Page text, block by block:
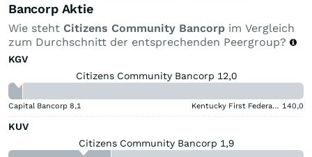
Bancorp Aktie
Wie steht Citizens Community Bancorp im Vergleich
zum Durchschnitt der entsprechenden Peergroup?
KGV
Citizens Community Bancorp 12,0
Capital Bancorp 8,1 Kentucky First Federal Bancorp 140,0
KUV
Citizens Community Bancorp 1,9